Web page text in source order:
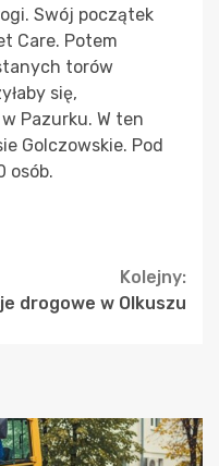
Swój początek
Care. Potem
torów
się,
Pazurku. W ten
Golczowskie. Pod
osób.
Kolejny:
drogowe w Olkuszu